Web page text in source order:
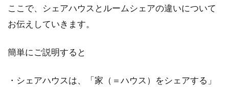
農地転用にかかる期間はどれくら
い？手続きの流れとは
何らかの理由で、土地の地目を変更しなければ
元々の地...
ここで、シェアハウスとルームシェアの違いについて
お伝えしていきます。
簡単にご説明すると
・シェアハウスは、「家（＝ハウス）をシェアする」